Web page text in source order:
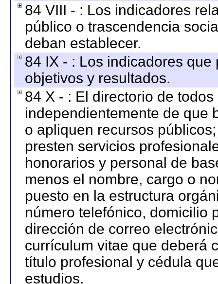
84 VIII - : Los indicadores
público o trascendencia
deban establecer.
84 IX - : Los indicadores
objetivos y resultados.
84 X - : El directorio de
independientemente de que
o apliquen recursos
presten servicios
honorarios y personal de
menos el nombre, cargo o
puesto en la estructura
número telefónico, domicilio
dirección de correo
currículum vitae que deberá
título profesional y cédula
estudios.